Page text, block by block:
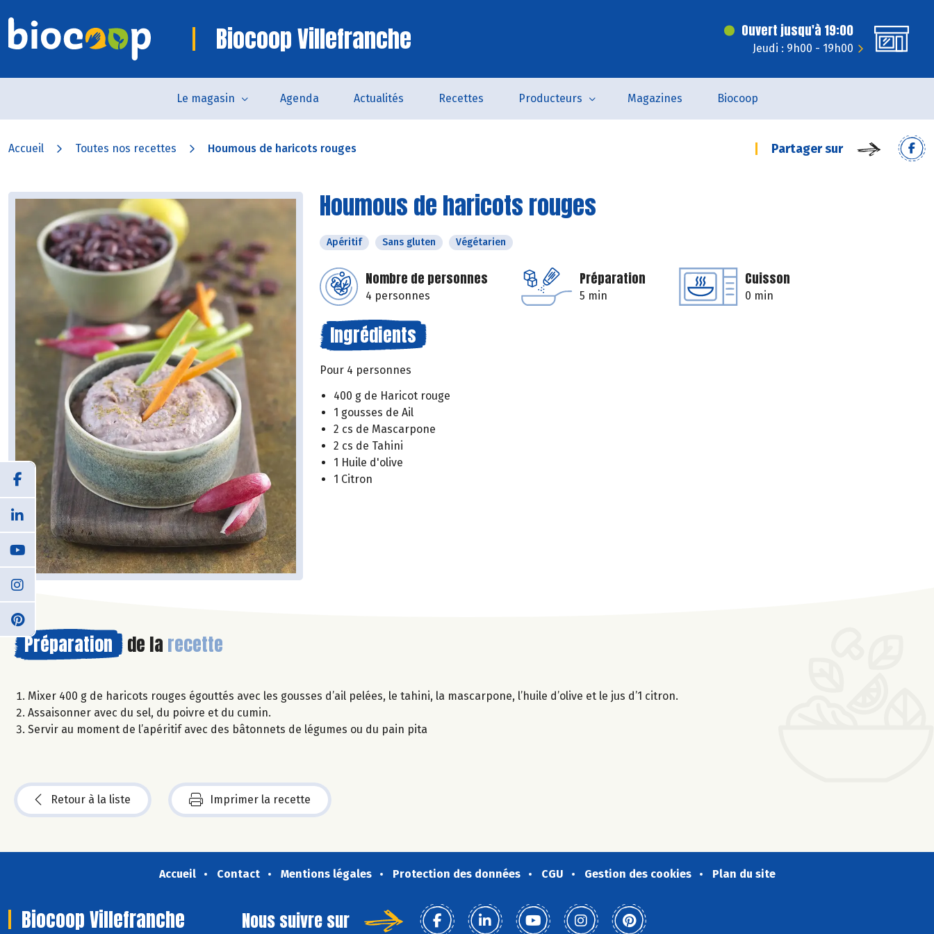
Biocoop Villefranche Ouvert jusqu'à 19:00
Jeudi : 9h00 - 19h00
Le magasin Agenda Actualités Recettes Producteurs Magazines Biocoop
Accueil Toutes nos recettes Houmous de haricots rouges Partager sur
Houmous de haricots rouges
Apéritif Sans gluten Végétarien
Nombre de personnes
4 personnes
Préparation
5 min
Cuisson
0 min
Ingrédients
Pour 4 personnes
400 g de Haricot rouge
1 gousses de Ail
2 cs de Mascarpone
2 cs de Tahini
1 Huile d'olive
1 Citron
Préparation de la recette
Mixer 400 g de haricots rouges égouttés avec les gousses d’ail pelées, le tahini, la mascarpone, l’huile d’olive et le jus d’1 citron.
Assaisonner avec du sel, du poivre et du cumin.
Servir au moment de l’apéritif avec des bâtonnets de légumes ou du pain pita
Retour à la liste Imprimer la recette
Accueil Contact Mentions légales Protection des données CGU Gestion des cookies Plan du site
Biocoop Villefranche Nous suivre sur